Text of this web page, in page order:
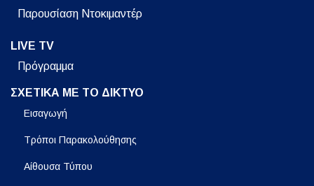
Παρουσίαση Ντοκιμαντέρ
LIVE TV
Πρόγραμμα
ΣΧΕΤΙΚΑ ΜΕ ΤΟ ΔΙΚΤΥΟ
Εισαγωγή
Τρόποι Παρακολούθησης
Αίθουσα Τύπου